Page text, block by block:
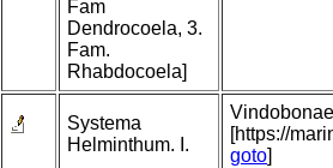
Fam
Dendrocoela, 3.
Fam.
Rhabdocoela]
Systema
Helminthum. I.
[https://
goto]